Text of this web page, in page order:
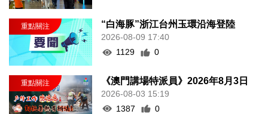
“白海豚”浙江台州玉環沿海登陸
2026-08-09 17:40
1129
0
《澳門講場特派員》2026年8月3日
2026-08-03 15:19
1387
0